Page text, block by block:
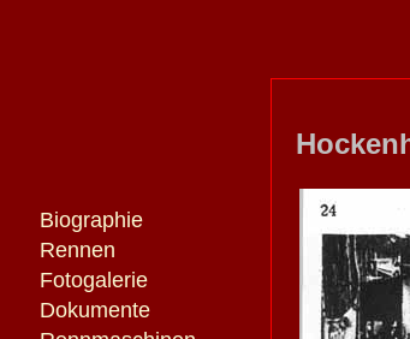
Biographie
Rennen
Fotogalerie
Dokumente